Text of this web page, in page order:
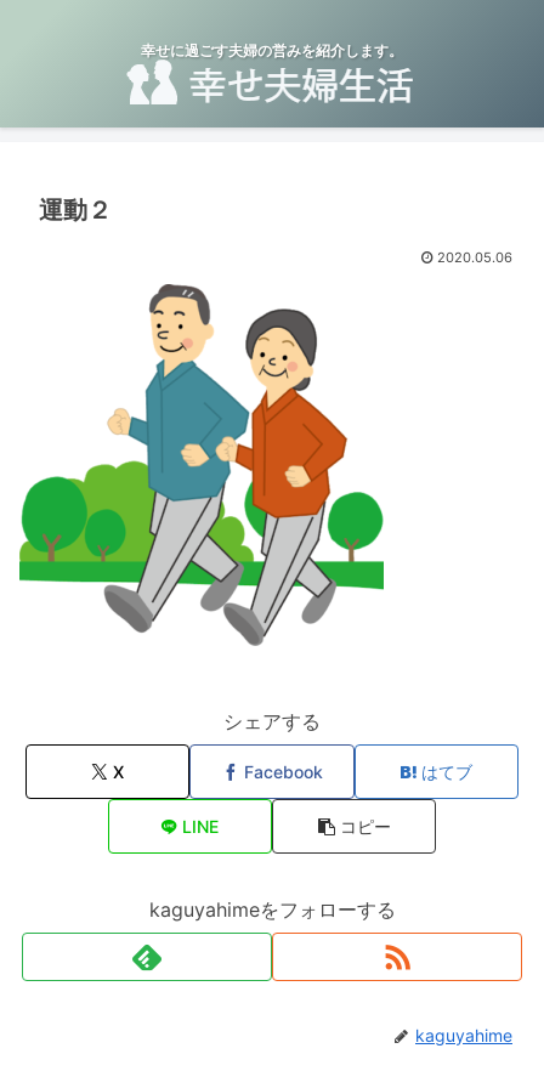
幸せに過ごす夫婦の営みを紹介します。
運動２
2020.05.06
シェアする
X Facebook はてブ
LINE コピー
kaguyahimeをフォローする
kaguyahime